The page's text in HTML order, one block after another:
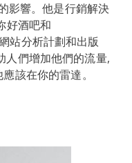
影響。他是行銷解決
好酒吧和
站分析計劃和出版
人們增加他們的流量,
該在你的雷達。